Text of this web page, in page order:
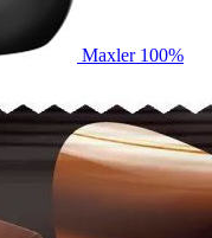
Maxler 100%